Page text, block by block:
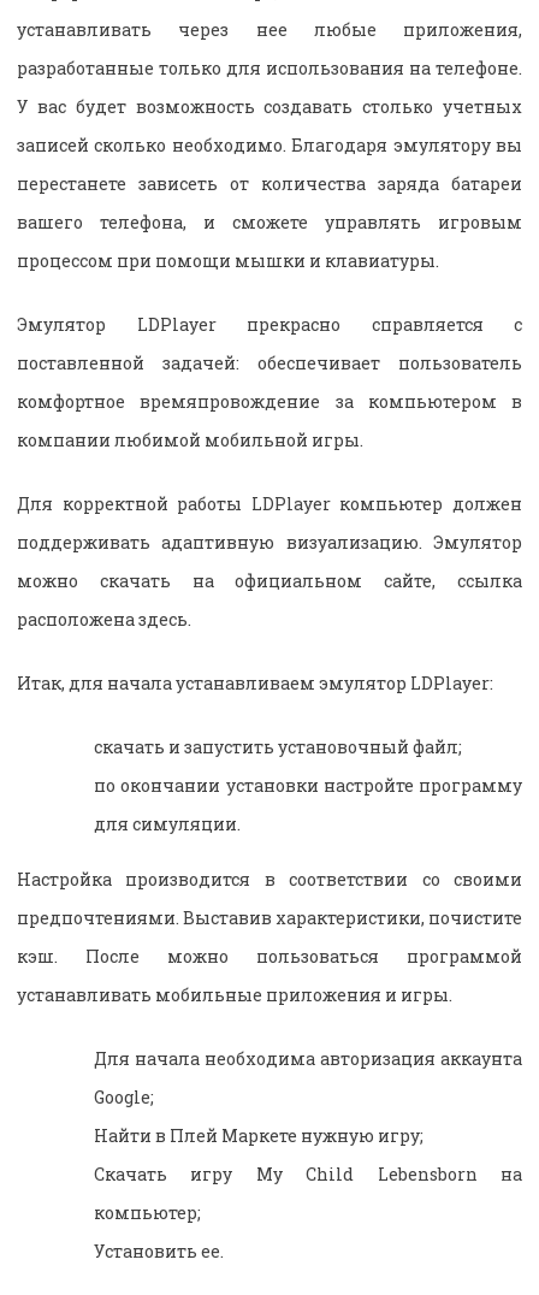
устанавливать через нее любые приложения,
разработанные только для использования на телефоне.
У вас будет возможность создавать столько учетных
записей сколько необходимо. Благодаря эмулятору вы
перестанете зависеть от количества заряда батареи
вашего телефона, и сможете управлять игровым
процессом при помощи мышки и клавиатуры.
Эмулятор LDPlayer прекрасно справляется с
поставленной задачей: обеспечивает пользователь
комфортное времяпровождение за компьютером в
компании любимой мобильной игры.
Для корректной работы LDPlayer компьютер должен
поддерживать адаптивную визуализацию. Эмулятор
можно скачать на официальном сайте, ссылка
расположена здесь.
Итак, для начала устанавливаем эмулятор LDPlayer:
скачать и запустить установочный файл;
по окончании установки настройте программу
для симуляции.
Настройка производится в соответствии со своими
предпочтениями. Выставив характеристики, почистите
кэш. После можно пользоваться программой
устанавливать мобильные приложения и игры.
Для начала необходима авторизация аккаунта
Google;
Найти в Плей Маркете нужную игру;
Скачать игру My Child Lebensborn на
компьютер;
Установить ее.